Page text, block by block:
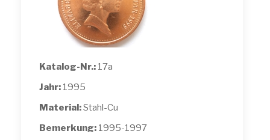
Katalog-Nr.: 17a
Jahr: 1995
Material:Stahl-Cu
Bemerkung: 1995-1997